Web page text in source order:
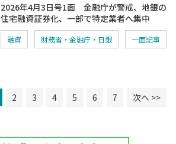
2026年4月3日号1面 金融庁が警戒、地銀の
住宅融資証券化、一部で特定業者へ集中
融資 財務省・金融庁・日銀 一面記事
2 3 4 5 6 7 次へ >>